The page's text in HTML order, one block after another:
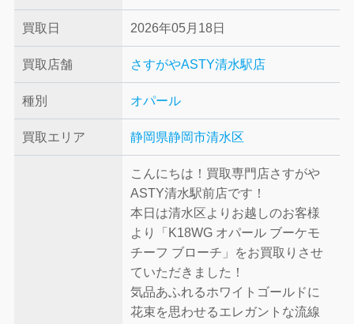
買取日 2026年05月18日
買取店舗 さすがやASTY清水駅店
種別 オパール
買取エリア 静岡県静岡市清水区
こんにちは！買取専門店さすがや
ASTY清水駅前店です！
本日は清水区よりお越しのお客様
より「K18WG オパール ブーケモ
チーフ ブローチ」をお買取りさせ
ていただきました！
気品あふれるホワイトゴールドに
花束を思わせるエレガントな流線